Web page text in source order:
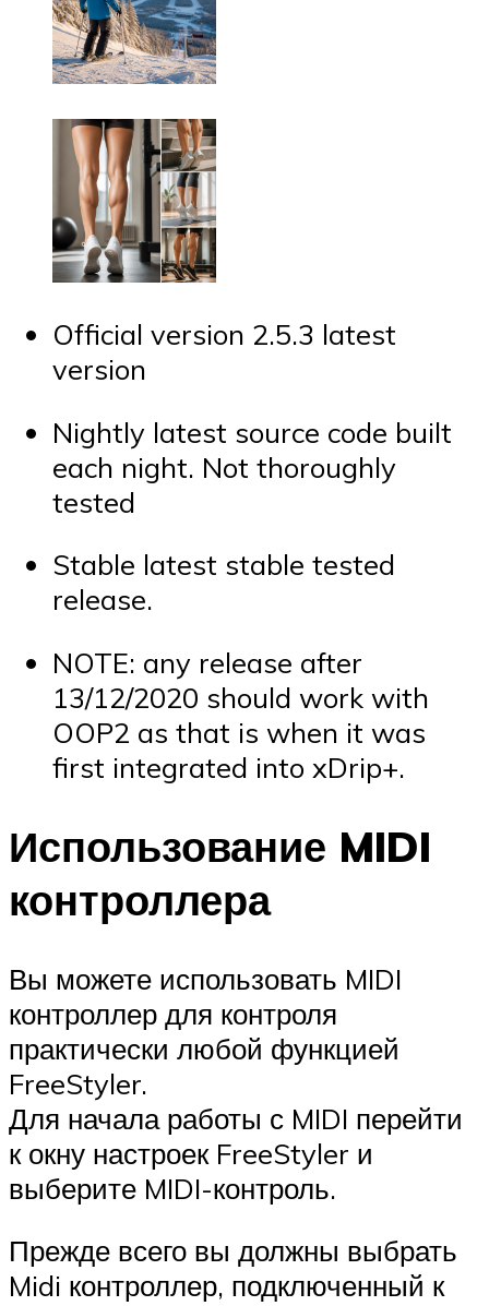
Official version 2.5.3 latest
version
Nightly latest source code built
each night. Not thoroughly
tested
Stable latest stable tested
release.
NOTE: any release after
13/12/2020 should work with
OOP2 as that is when it was
first integrated into xDrip+.
Использование MIDI
контроллера
Вы можете использовать MIDI
контроллер для контроля
практически любой функцией
FreeStyler.
Для начала работы с MIDI перейти
к окну настроек FreeStyler и
выберите MIDI-контроль.
Прежде всего вы должны выбрать
Midi контроллер, подключенный к